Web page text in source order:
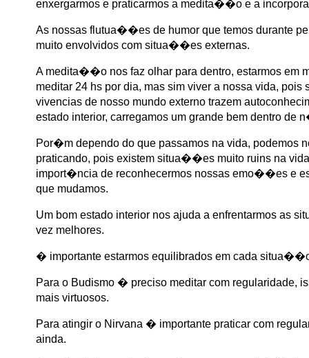
enxergarmos e praticarmos a medita��o e a
As nossas flutua��es de humor que temos durante
muito envolvidos com situa��es externas.
A medita��o nos faz olhar para dentro, estarmos em
meditar 24 hs por dia, mas sim viver a nossa vida,
vivencias de nosso mundo externo trazem
estado interior, carregamos um grande bem dentro de
Por�m dependo do que passamos na vida, podemos
praticando, pois existem situa��es muito ruins na
import�ncia de reconhecermos nossas emo��es e
que mudamos.
Um bom estado interior nos ajuda a enfrentarmos as
vez melhores.
� importante estarmos equilibrados em cada
Para o Budismo � preciso meditar com regularidade,
mais virtuosos.
Para atingir o Nirvana � importante praticar com
ainda.